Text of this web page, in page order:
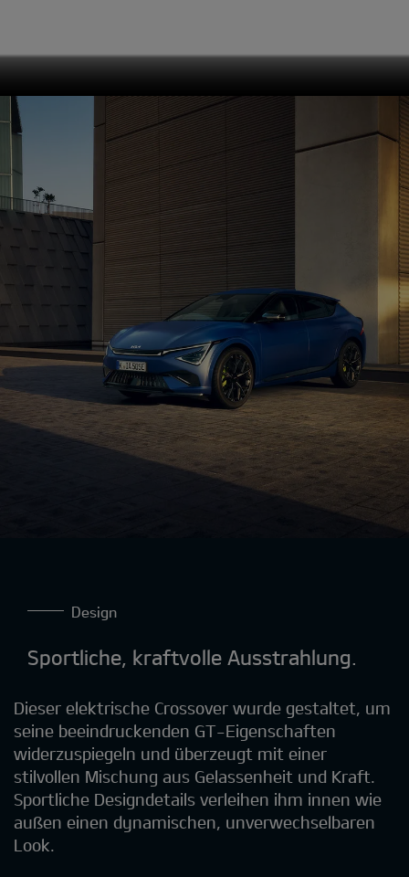
Design
Sportliche, kraftvolle Ausstrahlung.
Dieser elektrische Crossover wurde gestaltet, um
seine beeindruckenden GT-Eigenschaften
widerzuspiegeln und überzeugt mit einer
stilvollen Mischung aus Gelassenheit und Kraft.
Sportliche Designdetails verleihen ihm innen wie
außen einen dynamischen, unverwechselbaren
Look.